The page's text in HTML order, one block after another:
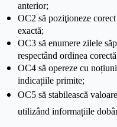
anterior;
OC2 să poziţioneze
exactă;
OC3 să enumere zilele
respectând ordinea
OC4 să opereze cu
indicațiile primite;
OC5 să stabilească
utilizând informațiile